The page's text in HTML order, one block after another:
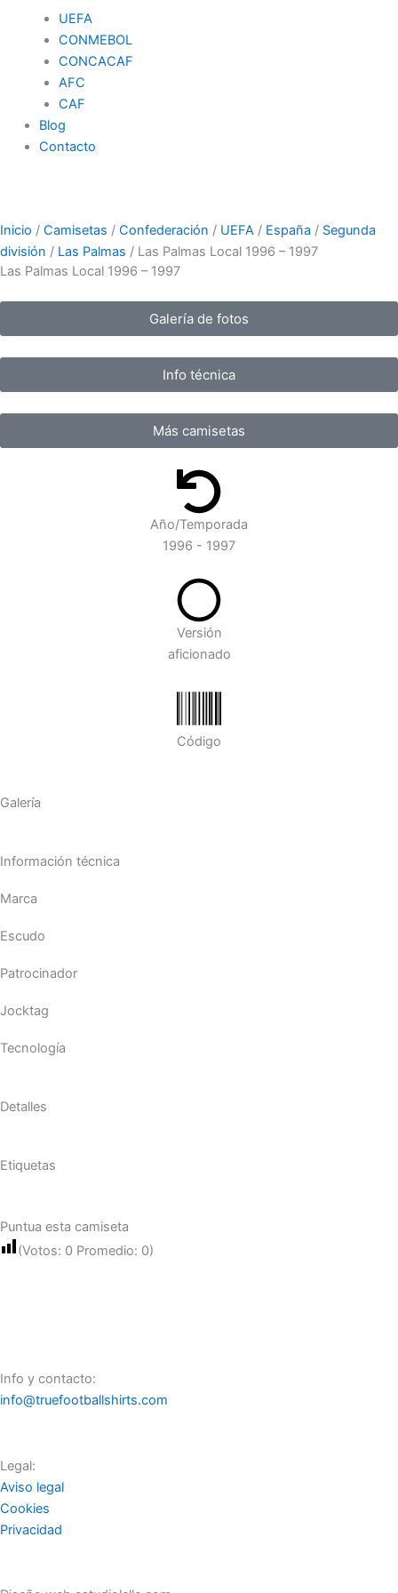
UEFA
CONMEBOL
CONCACAF
AFC
CAF
Blog
Contacto
Inicio / Camisetas / Confederación / UEFA / España / Segunda
división / Las Palmas / Las Palmas Local 1996 – 1997
Las Palmas Local 1996 – 1997
Galería de fotos
Info técnica
Más camisetas
Año/Temporada
1996 - 1997
Versión
aficionado
Código
Galería
Información técnica
Marca
Escudo
Patrocinador
Jocktag
Tecnología
Detalles
Etiquetas
Puntua esta camiseta
(Votos: 0 Promedio: 0)
Info y contacto:
info@truefootballshirts.com
Legal:
Aviso legal
Cookies
Privacidad